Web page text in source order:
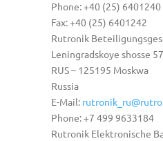
Phone: +40 (25) 6401240
Fax: +40 (25) 6401242
Rutronik
Leningradskoye shosse 57
RUS – 125195 Moskwa
Russia
E-Mail:
Phone: +7 499 9633184
Rutronik Elektronische